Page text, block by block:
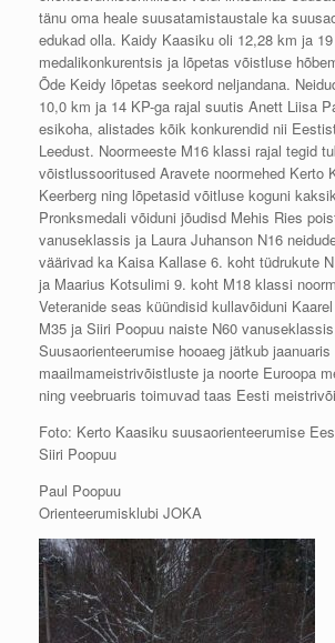
tänu oma heale suusatamistaustale ka
edukad olla. Kaidy Kaasiku oli 12,28 km ja
medalikonkurentsis ja lõpetas võistluse
Õde Keidy lõpetas seekord neljandana.
10,0 km ja 14 KP-ga rajal suutis Anett Liisa
esikoha, alistades kõik konkurendid nii
Leedust. Noormeeste M16 klassi rajal tegid
võistlussooritused Aravete noormehed Kerto
Keerberg ning lõpetasid võitluse koguni
Pronksmedali võiduni jõudisd Mehis Ries
vanuseklassis ja Laura Juhanson N16
väärivad ka Kaisa Kallase 6. koht tüdrukute
ja Maarius Kotsulimi 9. koht M18 klassi
Veteranide seas küündisid kullavõiduni
M35 ja Siiri Poopuu naiste N60
Suusaorienteerumise hooaeg jätkub jaanuaris
maailmameistrivõistluste ja noorte Euroopa
ning veebruaris toimuvad taas Eesti
Foto: Kerto Kaasiku suusaorienteerumise
Siiri Poopuu
Paul Poopuu
Orienteerumisklubi JOKA